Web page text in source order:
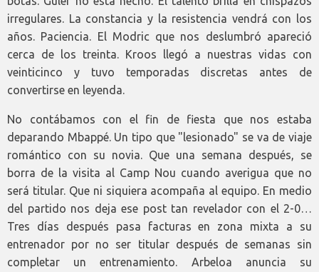
irregulares. La constancia y la resistencia vendrá con los
años. Paciencia. El Modric que nos deslumbró apareció
cerca de los treinta. Kroos llegó a nuestras vidas con
veinticinco y tuvo temporadas discretas antes de
convertirse en leyenda.
No contábamos con el fin de fiesta que nos estaba
deparando Mbappé. Un tipo que "lesionado" se va de viaje
romántico con su novia. Que una semana después, se
borra de la visita al Camp Nou cuando averigua que no
será titular. Que ni siquiera acompaña al equipo. En medio
del partido nos deja ese post tan revelador con el 2-0…
Tres días después pasa facturas en zona mixta a su
entrenador por no ser titular después de semanas sin
completar un entrenamiento. Arbeloa anuncia su